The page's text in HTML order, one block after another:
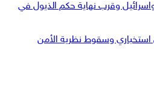
وقرب نهاية حكم الذيول في
وسقوط نظرية الأمن